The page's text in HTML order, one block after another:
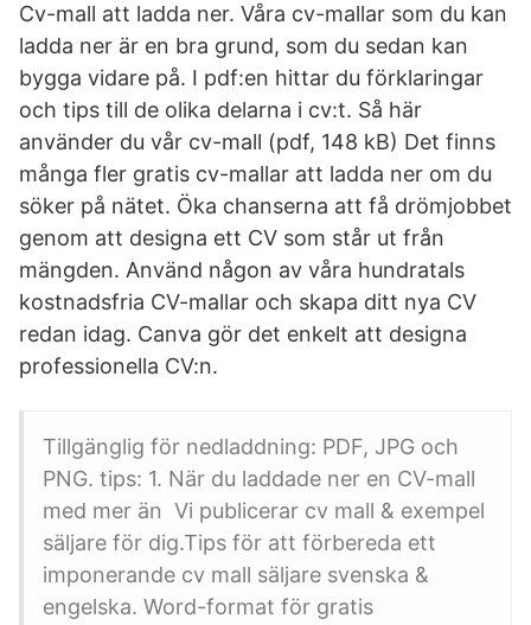
Cv-mall att ladda ner. Våra cv-mallar som du kan
ladda ner är en bra grund, som du sedan kan
bygga vidare på. I pdf:en hittar du förklaringar
och tips till de olika delarna i cv:t. Så här
använder du vår cv-mall (pdf, 148 kB) Det finns
många fler gratis cv-mallar att ladda ner om du
söker på nätet. Öka chanserna att få drömjobbet
genom att designa ett CV som står ut från
mängden. Använd någon av våra hundratals
kostnadsfria CV-mallar och skapa ditt nya CV
redan idag. Canva gör det enkelt att designa
professionella CV:n.
Tillgänglig för nedladdning: PDF, JPG och
PNG. tips: 1. När du laddade ner en CV-mall
med mer än Vi publicerar cv mall & exempel
säljare för dig.Tips för att förbereda ett
imponerande cv mall säljare svenska &
engelska. Word-format för gratis